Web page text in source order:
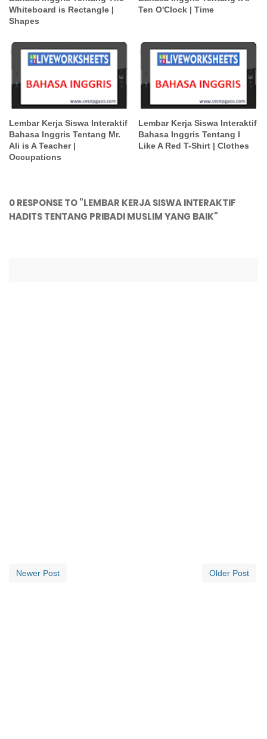
Whiteboard is Rectangle |
Shapes
Ten O'Clock | Time
Lembar Kerja Siswa Interaktif
Bahasa Inggris Tentang Mr.
Ali is A Teacher |
Occupations
Lembar Kerja Siswa Interaktif
Bahasa Inggris Tentang I
Like A Red T-Shirt | Clothes
0 RESPONSE TO "LEMBAR KERJA SISWA INTERAKTIF
HADITS TENTANG PRIBADI MUSLIM YANG BAIK"
Newer Post Older Post